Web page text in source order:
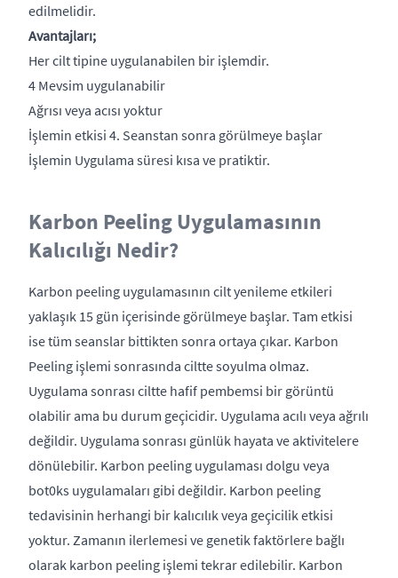
edilmelidir.
Avantajları;
Her cilt tipine uygulanabilen bir işlemdir.
4 Mevsim uygulanabilir
Ağrısı veya acısı yoktur
İşlemin etkisi 4. Seanstan sonra görülmeye başlar
İşlemin Uygulama süresi kısa ve pratiktir.
Karbon Peeling Uygulamasının
Kalıcılığı Nedir?
Karbon peeling uygulamasının cilt yenileme etkileri
yaklaşık 15 gün içerisinde görülmeye başlar. Tam etkisi
ise tüm seanslar bittikten sonra ortaya çıkar. Karbon
Peeling işlemi sonrasında ciltte soyulma olmaz.
Uygulama sonrası ciltte hafif pembemsi bir görüntü
olabilir ama bu durum geçicidir. Uygulama acılı veya ağrılı
değildir. Uygulama sonrası günlük hayata ve aktivitelere
dönülebilir. Karbon peeling uygulaması dolgu veya
bot0ks uygulamaları gibi değildir. Karbon peeling
tedavisinin herhangi bir kalıcılık veya geçicilik etkisi
yoktur. Zamanın ilerlemesi ve genetik faktörlere bağlı
olarak karbon peeling işlemi tekrar edilebilir. Karbon